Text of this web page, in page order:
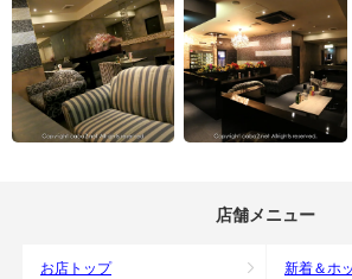
店舗メニュー
お店トップ 新着＆ホ